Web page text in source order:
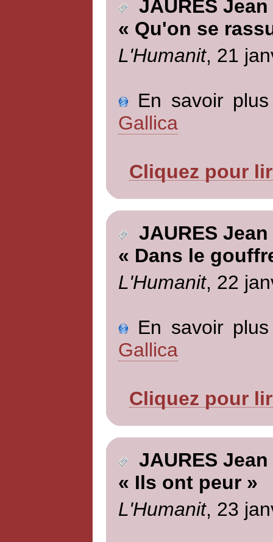
JAURES Jean
« Qu'on se
L'Humanit, 21
En savoir
Gallica
Cliquez pour
JAURES Jean
« Dans le
L'Humanit, 22
En savoir
Gallica
Cliquez pour
JAURES Jean
« Ils ont peur »
L'Humanit, 23